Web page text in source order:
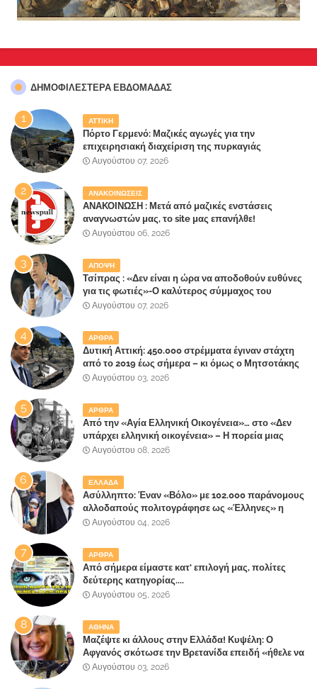
ΔΗΜΟΦΙΛΈΣΤΕΡΑ ΕΒΔΟΜΆΔΑΣ
ΑΤΤΙΚΗ
Πόρτο Γερμενό: Μαζικές αγωγές για την
επιχειρησιακή διαχείριση της πυρκαγιάς
ετοιμάζουν οι κάτοικοι!
Αυγούστου 07, 2026
ΑΝΑΚΟΙΝΩΣΕΙΣ
ΑΝΑΚΟΙΝΩΣΗ : Μετά από μαζικές ενστάσεις
αναγνωστών μας, το site μας επανήλθε!
Αυγούστου 06, 2026
ΑΠΟΨΗ
Τσίπρας : «Δεν είναι η ώρα να αποδοθούν ευθύνες
για τις φωτιές»-Ο καλύτερος σύμμαχος του
Μητσοτάκη
Αυγούστου 07, 2026
ΑΡΘΡΑ
Δυτική Αττική: 450.000 στρέμματα έγιναν στάχτη
από το 2019 έως σήμερα – κι όμως ο Μητσοτάκης
έλαβε 40% και 45% στις εκλογές του 2023,ενώ 50%
Αυγούστου 03, 2026
ΑΡΘΡΑ
Από την «Αγία Ελληνική Οικογένεια»… στο «Δεν
υπάρχει ελληνική οικογένεια» – Η πορεία μιας
κοινωνίας που κινδυνεύει να ξεχάσει ποια είναι
Αυγούστου 08, 2026
ΕΛΛΑΔΑ
Ασύλληπτο: Έναν «Βόλο» με 102.000 παράνομους
αλλοδαπούς πολιτογράφησε ως «Έλληνες» η
κυβέρνηση!
Αυγούστου 04, 2026
ΑΡΘΡΑ
Από σήμερα είμαστε κατ' επιλογή μας, πολίτες
δεύτερης κατηγορίας....
Αυγούστου 05, 2026
ΑΘΗΝΑ
Μαζέψτε κι άλλους στην Ελλάδα! Κυψέλη: Ο
Αφγανός σκότωσε την Βρετανίδα επειδή «ήθελε να
κάνει τη σύντροφό του χριστιανή»
Αυγούστου 03, 2026